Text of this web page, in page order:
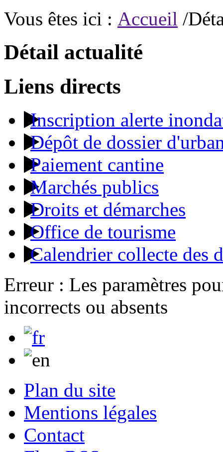
Vous êtes ici : Accueil /
Détail actualité
Liens directs
Inscription alerte
Dépôt de dossier
Paiement cantine
Marchés publics
Droits et démarches
Office de tourisme
Calendrier collecte des
Erreur : Les paramètres
incorrects ou absents
Plan du site
Mentions légales
Contact